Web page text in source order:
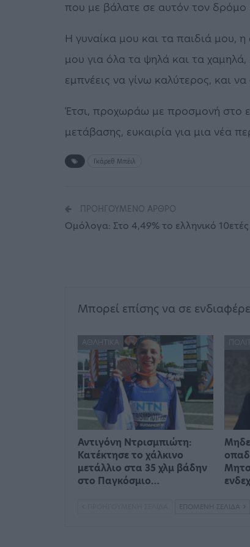
που με βάλατε σε αυτόν τον δρόμο
Η γυναίκα μου και τα παιδιά μου,
μου για όλα τα ψηλά και τα
εμπνέεις να γίνω καλύτερος, και
Έτσι, προχωράω με προσμονή στο
μετάβασης, ευκαιρία για μια νέα
Γκάρεθ Μπέιλ
ΠΡΟΗΓΟΎΜΕΝΟ ΆΡΘΡΟ
Ομόλογα: Στο 4,49% το ελληνικό 10ετές
Μπορεί επίσης να σε
ΑΘΛΗΤΙΚΆ
Αντιγόνη Ντρισμπιώτη:
Κατέκτησε το χάλκινο
μετάλλιο στα 35 χλμ βάδην
στο Παγκόσμιο…
ΕΠΌΜΕΝΗ ΣΕΛΊΔΑ